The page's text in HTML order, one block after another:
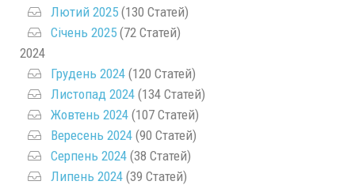
Лютий 2025 (130 Статей)
Січень 2025 (72 Статей)
2024
Грудень 2024 (120 Статей)
Листопад 2024 (134 Статей)
Жовтень 2024 (107 Статей)
Вересень 2024 (90 Статей)
Серпень 2024 (38 Статей)
Липень 2024 (39 Статей)